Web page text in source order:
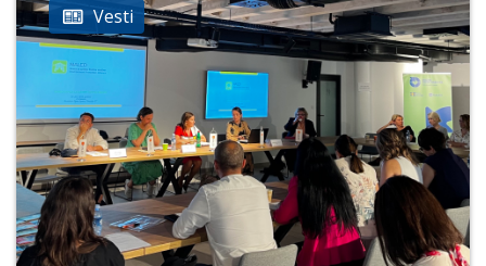
Vesti